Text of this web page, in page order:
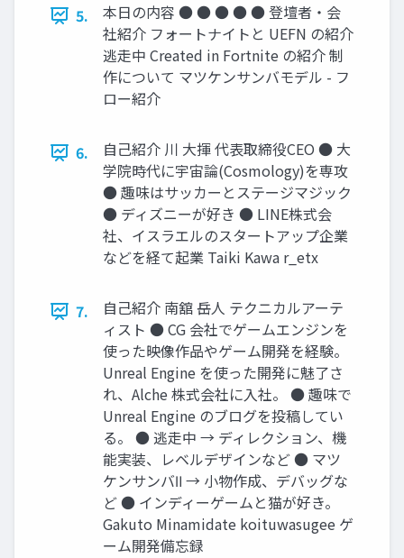
5.
本日の内容 ● ● ● ● ● 登壇者・会
社紹介 フォートナイトと UEFN の紹介
逃走中 Created in Fortnite の紹介 制
作について マツケンサンバモデル - フ
ロー紹介
6.
自己紹介 川 大揮 代表取締役CEO ● 大
学院時代に宇宙論(Cosmology)を専攻
● 趣味はサッカーとステージマジック
● ディズニーが好き ● LINE株式会
社、イスラエルのスタートアップ企業
などを経て起業 Taiki Kawa r_etx
7.
自己紹介 南舘 岳人 テクニカルアーテ
ィスト ● CG 会社でゲームエンジンを
使った映像作品やゲーム開発を経験。
Unreal Engine を使った開発に魅了さ
れ、Alche 株式会社に入社。 ● 趣味で
Unreal Engine のブログを投稿してい
る。 ● 逃走中 → ディレクション、機
能実装、レベルデザインなど ● マツ
ケンサンバⅡ → 小物作成、デバッグな
ど ● インディーゲームと猫が好き。
Gakuto Minamidate koituwasugee ゲ
ーム開発備忘録